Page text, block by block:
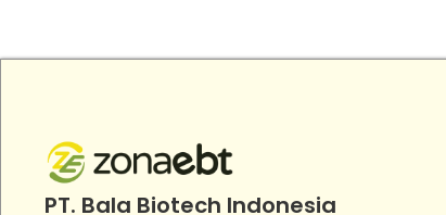
PT. Bala Biotech Indonesia